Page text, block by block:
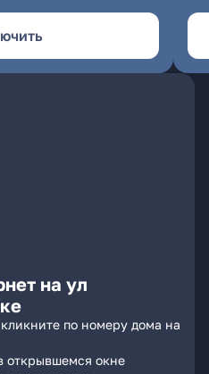
на ул
по номеру дома на
открывшемся окне